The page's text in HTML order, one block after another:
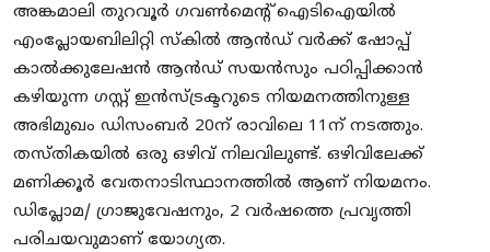
അങ്കമാലി തുറവൂര് ഗവണ്മെന്റ് ഐടിഐയില്
എംപ്ലോയബിലിറ്റി സ്‌കില് ആന്ഡ് വര്ക്ക് ഷോപ്പ്
കാല്ക്കുലേഷന് ആന്ഡ് സയന്സും പഠിപ്പിക്കാന്
കഴിയുന്ന ഗസ്റ്റ് ഇന്സ്ട്രക്ടറുടെ നിയമനത്തിനുള്ള
അഭിമുഖം ഡിസംബര് 20ന് രാവിലെ 11ന് നടത്തും.
തസ്തികയില് ഒരു ഒഴിവ് നിലവിലുണ്ട്. ഒഴിവിലേക്ക്
മണിക്കൂര് വേതനാടിസ്ഥാനത്തില് ആണ് നിയമനം.
ഡിപ്ലോമ/ ഗ്രാജുവേഷനും, 2 വര്ഷത്തെ പ്രവൃത്തി
പരിചയവുമാണ് യോഗ്യത.